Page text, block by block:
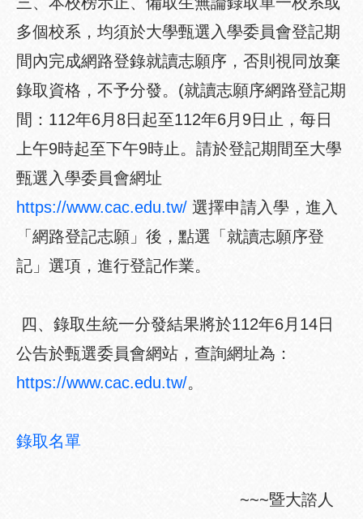
多個校系，均須於大學甄選入學委員會登記期
間內完成網路登錄就讀志願序，否則視同放棄
錄取資格，不予分發。(就讀志願序網路登記期
間：112年6月8日起至112年6月9日止，每日
上午9時起至下午9時止。請於登記期間至大學
甄選入學委員會網址
https://www.cac.edu.tw/ 選擇申請入學，進入
「網路登記志願」後，點選「就讀志願序登
記」選項，進行登記作業。
四、錄取生統一分發結果將於112年6月14日
公告於甄選委員會網站，查詢網址為：
https://www.cac.edu.tw/。
錄取名單
~~~暨大諮人